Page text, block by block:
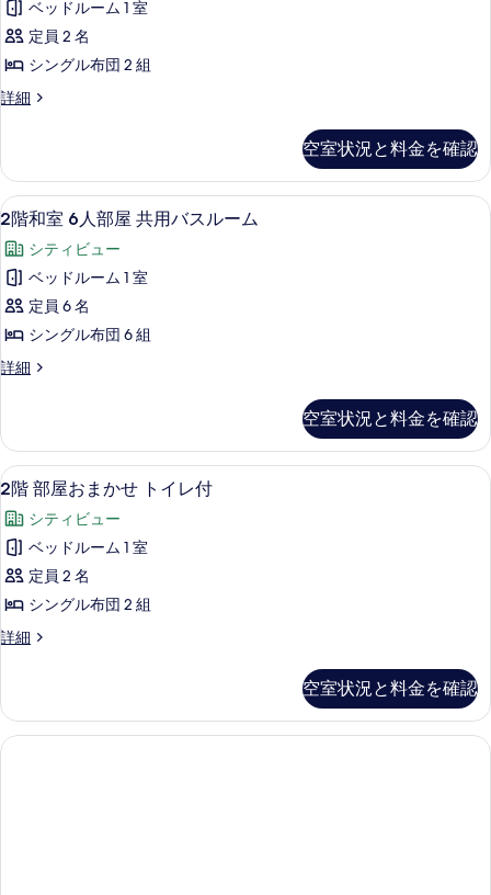
の
り
込
件
室
2
人
部
用
バ
ス
ル
ー
ム
の
て
の
写
真
を
表
示
す
ベッドルーム 1 室
定員 2 名
シングル布団 2 組
詳細
2
2
人
部
屋
共
用
バ
ス
ル
ム
空室状況と料金を確認
2
階
和
室
6
人
部
用
バ
ス
ル
ー
ム
の
て
の
2階和室 6人部屋 共用バスルーム | ベ
3
2階和室 6人部屋 共用バスルーム
シティビュー
ベッドルーム 1 室
定員 6 名
シングル布団 6 組
詳細
2
6
人
部
屋
共
用
バ
ス
ル
ム
空室状況と料金を確認
2
階
部
屋
お
ま
か
ト
イ
2階 部屋おまかせ トイレ付 | ベッドシ
3
2階 部屋おまかせ トイレ付
シティビュー
ベッドルーム 1 室
定員 2 名
シングル布団 2 組
詳細
2
お
ま
か
空室状況と料金を確認